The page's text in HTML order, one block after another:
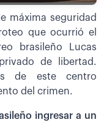
máxima seguridad
que ocurrió el
brasileño Lucas
de libertad.
de este centro
del crimen.
ingresar a un